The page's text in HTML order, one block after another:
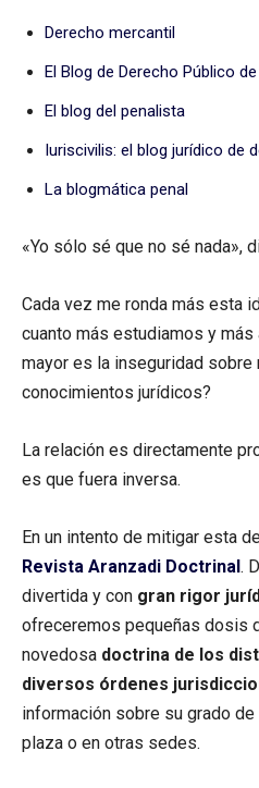
Derecho mercantil
El Blog de Derecho Público
El blog del penalista
Iuriscivilis: el blog jurídico de
La blogmática penal
«Yo sólo sé que no sé nada»,
Cada vez me ronda más esta
cuanto más estudiamos y
mayor es la inseguridad
conocimientos jurídicos?
La relación es directamente
es que fuera inversa.
En un intento de mitigar esta
Revista Aranzadi Doctrinal.
divertida y con gran rigor
ofreceremos pequeñas dosis
novedosa doctrina de los
diversos órdenes
información sobre su grado
plaza o en otras sedes.